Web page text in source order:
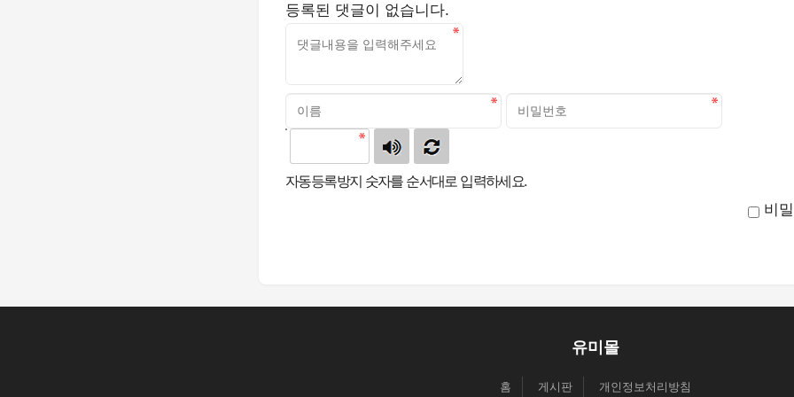
등록된 댓글이 없습니다.
자동등록방지 숫자를 순서대로 입력하세요.
비
유미몰
홈 게시판 개인정보처리방침